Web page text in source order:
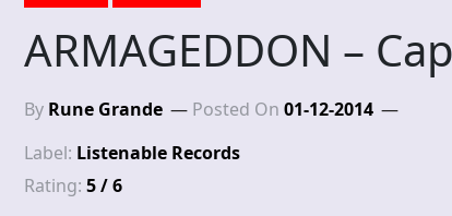
ARMAGEDDON –
By Rune Grande Posted On 01-12-2014
Label: Listenable Records
Rating: 5 / 6